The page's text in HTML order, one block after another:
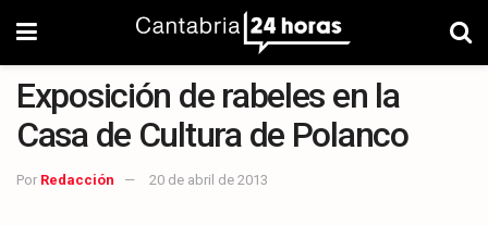
Exposición de rabeles en la
Casa de Cultura de Polanco
Por Redacción 20 de abril de 2013